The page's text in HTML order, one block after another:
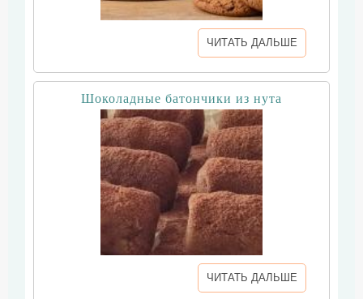
ЧИТАТЬ ДАЛЬШЕ
Шоколадные батончики из нута
ЧИТАТЬ ДАЛЬШЕ